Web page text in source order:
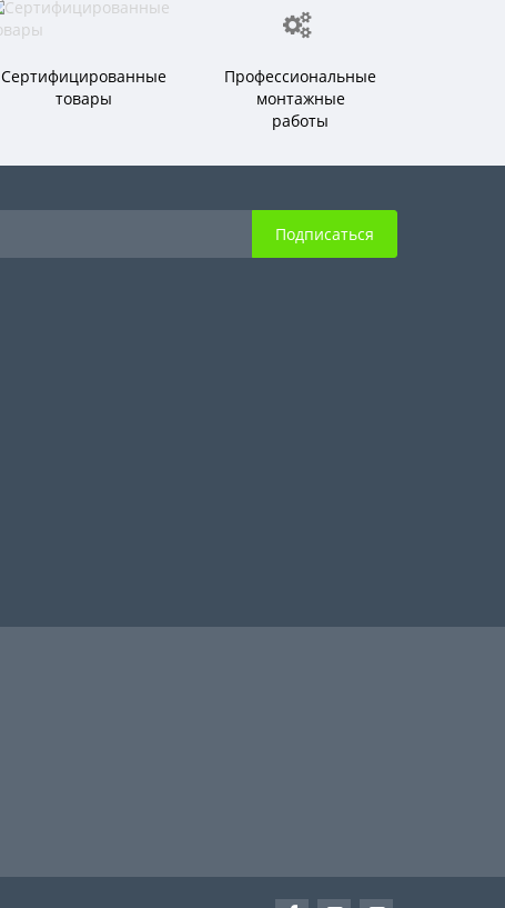
Сертифицированные
товары
Профессиональные
монтажные
работы
Подписаться